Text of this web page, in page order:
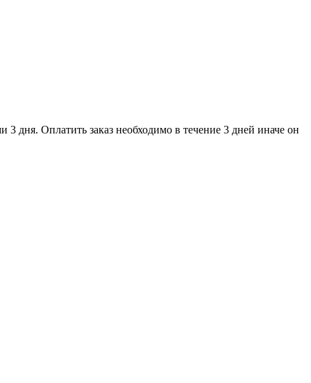
дня. Оплатить заказ необходимо в течение 3 дней иначе он